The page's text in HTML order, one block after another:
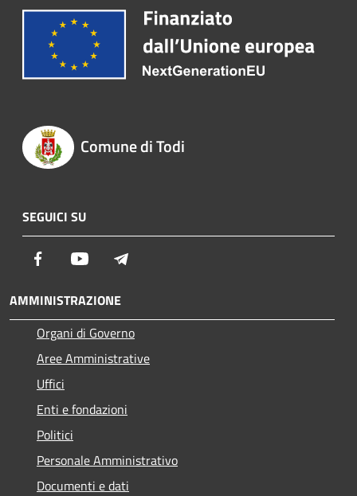
Comune di Todi
SEGUICI SU
Facebook Youtube
AMMINISTRAZIONE
Organi di Governo
Aree Amministrative
Uffici
Enti e fondazioni
Politici
Personale Amministrativo
Documenti e dati